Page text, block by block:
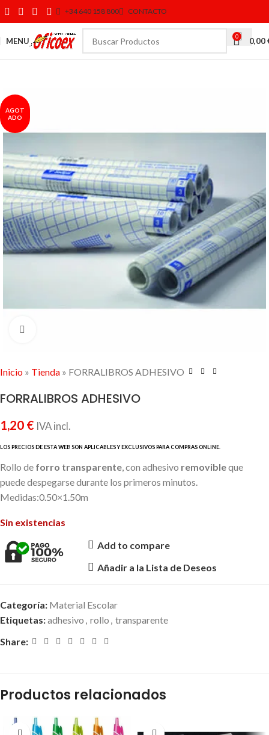
+34 640 158 800 CONTACTO
MENU 0 0,00
AGOT
ADO
Inicio » Tienda » FORRALIBROS ADHESIVO
FORRALIBROS ADHESIVO
1,20 € IVA incl.
Rollo de forro transparente, con adhesivo removibleque
puede despegarse durante los primeros minutos.
Medidas:0.50×1.50m
Sin existencias
Add to compare
Añadir a la Lista de Deseos
Categoría: Material Escolar
Etiquetas:adhesivo , rollo , transparente
Share:
Productos relacionados